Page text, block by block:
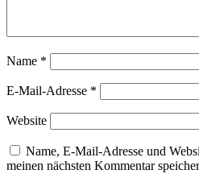
Name *
E-Mail-Adresse *
Website
Name, E-Mail-Adresse und
meinen nächsten Kommentar